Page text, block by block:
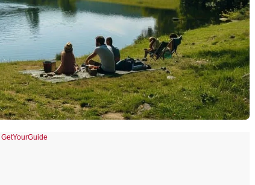
GetYourGuide